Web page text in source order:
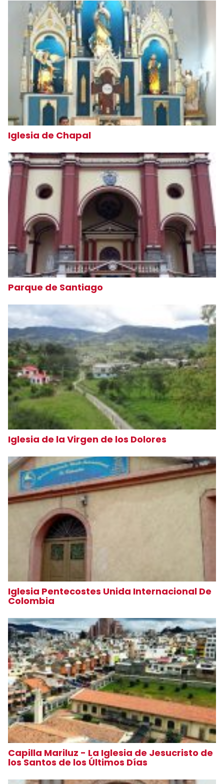
Iglesia de Chapal
Parque de Santiago
Iglesia de la Virgen de los Dolores
Iglesia Pentecostes Unida Internacional De
Colombia
Capilla Mariluz - La Iglesia de Jesucristo de
los Santos de los Últimos Días